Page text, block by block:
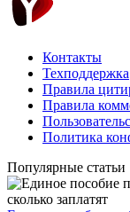
Контакты
Техподдержка
Правила
Правила
Политика
Популярные статьи